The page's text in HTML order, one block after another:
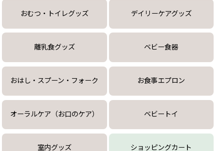
おむつ・トイレグッズ デイリーケアグッズ
離乳食グッズ ベビー食器
おはし・スプーン・フォーク お食事エプロン
オーラルケア（お口のケア） ベビートイ
室内グッズ ショッピングカート